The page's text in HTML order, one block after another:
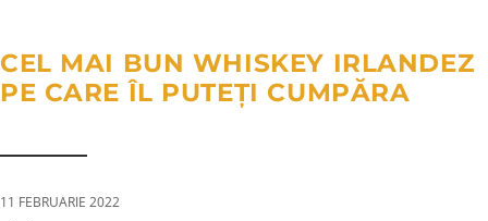
i
o
e
11 FEBRUARIE 2022
CEL MAI BUN WHISKEY IRLANDEZ
PE CARE ÎL PUTEȚI CUMPĂRA